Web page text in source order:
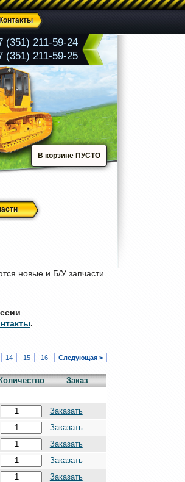
(351) 211-59-24
(351) 211-59-25
В корзине ПУСТО
новые и Б/У запчасти.
.
14 15 16 Следующая >
Заказ
Заказать
Заказать
Заказать
Заказать
Заказать